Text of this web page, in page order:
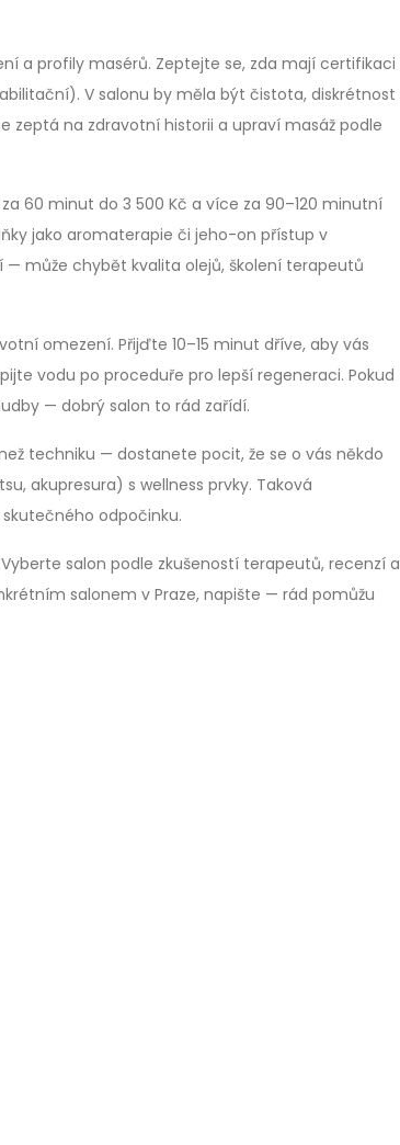
a profily masérů. Zeptejte se, zda mají certifikaci
V salonu by měla být čistota, diskrétnost
zeptá na zdravotní historii a upraví masáž podle
60 minut do 3 500 Kč a více za 90–120 minutní
jako aromaterapie či jeho-on přístup v
může chybět kvalita olejů, školení terapeutů
omezení. Přijďte 10–15 minut dříve, aby vás
vodu po proceduře pro lepší regeneraci. Pokud
— dobrý salon to rád zařídí.
techniku — dostanete pocit, že se o vás někdo
akupresura) s wellness prvky. Taková
odpočinku.
salon podle zkušeností terapeutů, recenzí a
salonem v Praze, napište — rád pomůžu